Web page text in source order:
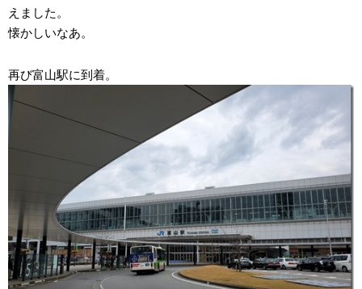
えました。
懐かしいなあ。
再び富山駅に到着。